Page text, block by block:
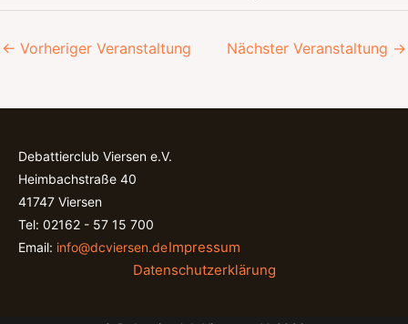
← Vorheriger Veranstaltung Nächster Veranstaltung →
Debattierclub Viersen e.V.
Heimbachstraße 40
41747 Viersen
Tel: 02162 - 57 15 700
Email: info@dcviersen.deImpressum
Datenschutzerklärung